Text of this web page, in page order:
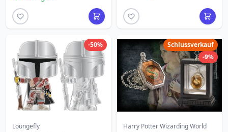
-50%
Loungefly
Schlussverkauf
-9%
Harry Potter Wizarding World